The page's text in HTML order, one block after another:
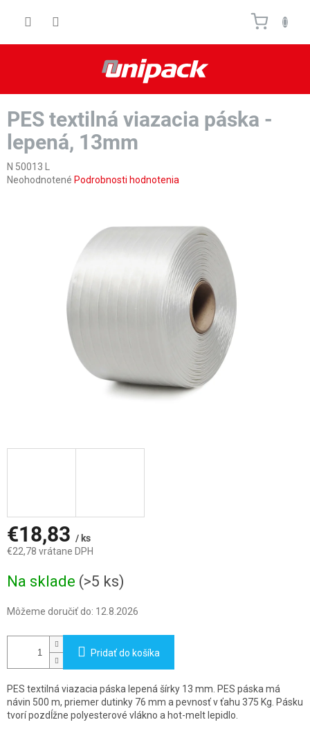
PES textilná viazacia páska -
lepená, 13mm
N 50013 L
Priemerné
Neohodnotené Podrobnosti hodnotenia
€18,83 / ks
€22,78 vrátane DPH
cena:
Na sklade (>5 ks)
Môžeme doručiť do: 12.8.2026
Pridať do košíka
PES textilná viazacia páska lepená šírky 13 mm. PES páska má
návin 500 m, priemer dutinky 76 mm a pevnosť v ťahu 375 Kg. Pásku
tvorí pozdĺžne polyesterové vlákno a hot-melt lepidlo.